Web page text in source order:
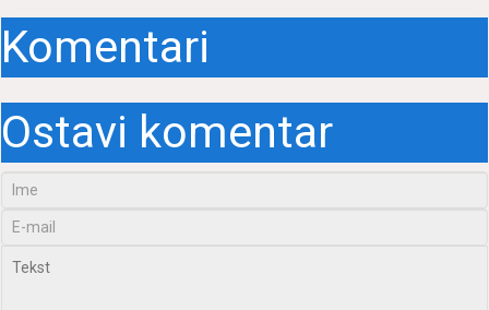
Komentari
Ostavi komentar